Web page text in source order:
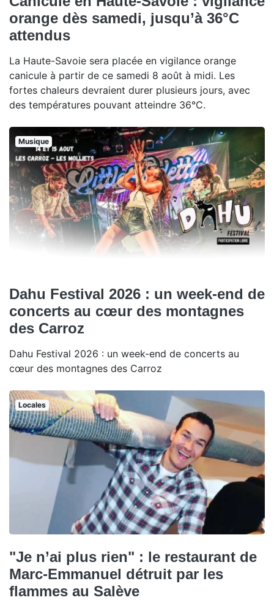
orange dès samedi, jusqu’à 36°C
attendus
La Haute-Savoie sera placée en vigilance orange
canicule à partir de ce samedi 8 août à midi. Les
fortes chaleurs devraient durer plusieurs jours, avec
des températures pouvant atteindre 36°C.
Musique
Dahu Festival 2026 : un week-end de
concerts au cœur des montagnes
des Carroz
Dahu Festival 2026 : un week-end de concerts au
cœur des montagnes des Carroz
Locales
"Je n’ai plus rien" : le restaurant de
Marc-Emmanuel détruit par les
flammes au Salève